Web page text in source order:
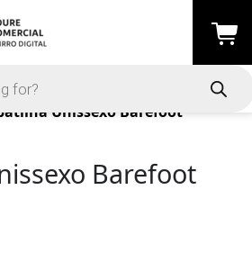
Unissexo Barefoot
Barefoot